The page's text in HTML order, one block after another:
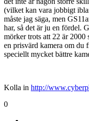
(vilket kan vara jobbigt
måste jag säga, men
har, så det är ju en fördel.
mörker trots att 22 är 2000
en prisvärd kamera om du
speciellt mycket bättre
Kolla in http://
0